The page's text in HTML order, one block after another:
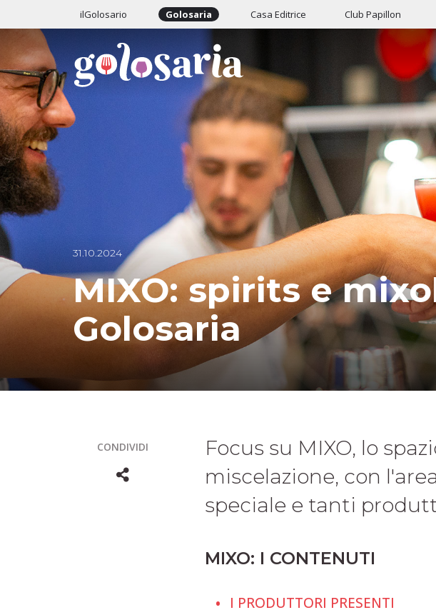
ilGolosario Golosaria Casa Editrice Club Papillon
31.10.2024
MIXO: spirits e
Golosaria
CONDIVIDI
Focus su MIXO, lo
miscelazione, con
speciale e tanti
MIXO: I CONTENUTI
I PRODUTTORI PRESENTI